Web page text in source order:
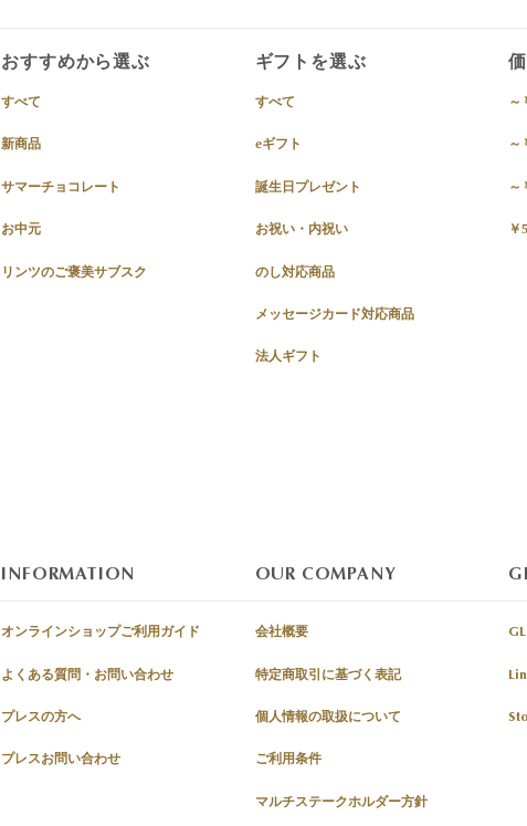
おすすめから選ぶ
すべて
新商品
サマーチョコレート
お中元
リンツのご褒美サブスク
ギフトを選ぶ
すべて
eギフト
誕生日プレゼント
お祝い・内祝い
のし対応商品
メッセージカード対応商品
法人ギフト
～
～
～
￥
INFORMATION
オンラインショップご利用ガイド
よくある質問・お問い合わせ
プレスの方へ
プレスお問い合わせ
OUR COMPANY
会社概要
特定商取引に基づく表記
個人情報の取扱について
ご利用条件
マルチステークホルダー方針